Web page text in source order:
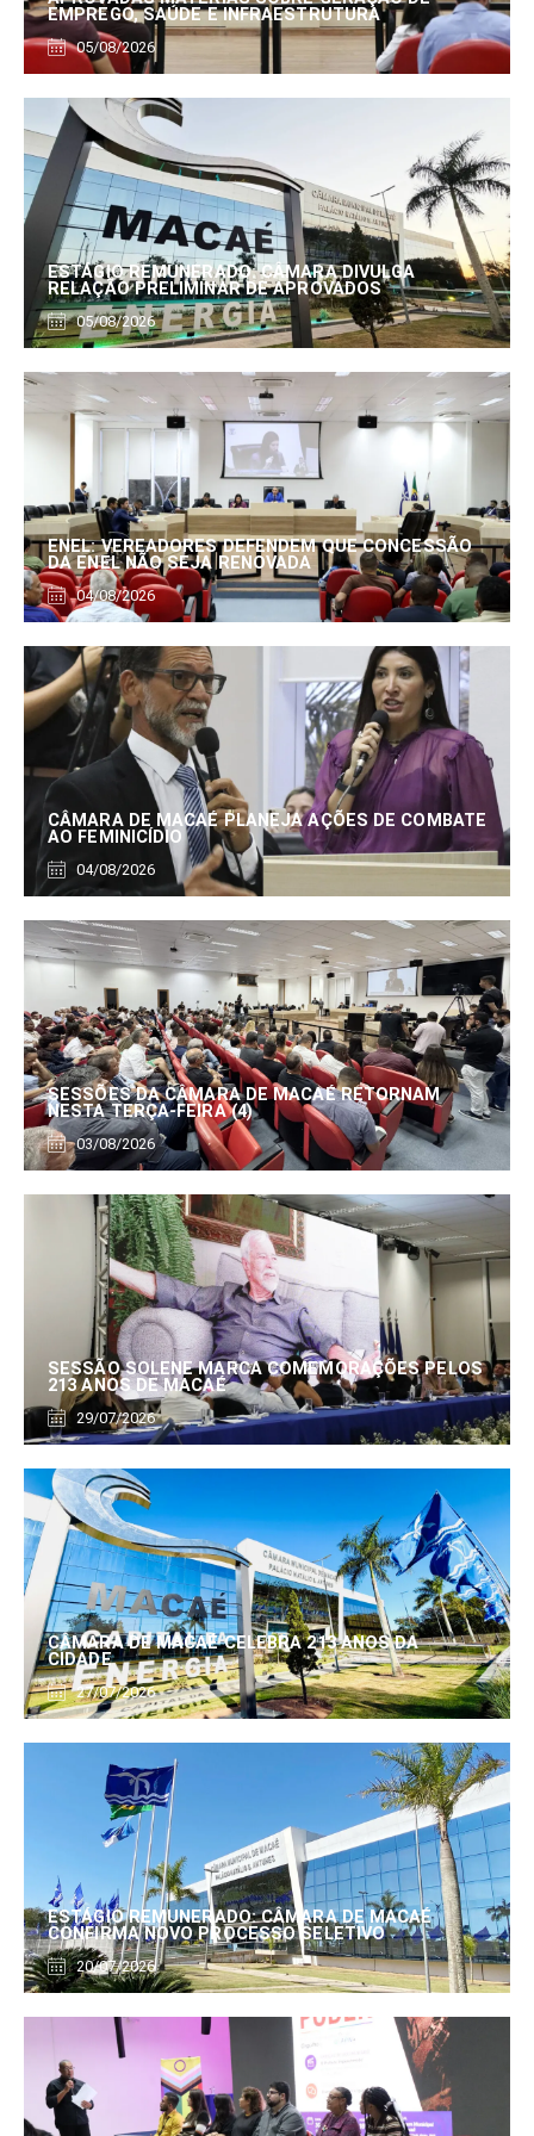
EMPREGO, SAÚDE E INFRAESTRUTURA
05/08/2026
ESTÁGIO REMUNERADO: CÂMARA DIVULGA
RELAÇÃO PRELIMINAR DE APROVADOS
05/08/2026
ENEL: VEREADORES DEFENDEM QUE CONCESSÃO
DA ENEL NÃO SEJA RENOVADA
04/08/2026
CÂMARA DE MACAÉ PLANEJA AÇÕES DE COMBATE
AO FEMINICÍDIO
04/08/2026
SESSÕES DA CÂMARA DE MACAÉ RETORNAM
NESTA TERÇA-FEIRA (4)
03/08/2026
SESSÃO SOLENE MARCA COMEMORAÇÕES PELOS
213 ANOS DE MACAÉ
29/07/2026
CÂMARA DE MACAÉ CELEBRA 213 ANOS DA
CIDADE
27/07/2026
ESTÁGIO REMUNERADO: CÂMARA DE MACAÉ
CONFIRMA NOVO PROCESSO SELETIVO
20/07/2026